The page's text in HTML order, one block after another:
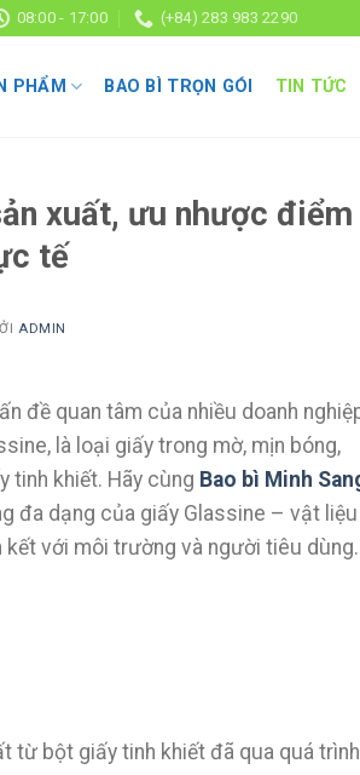
08:00 - 17:00 (+84) 283 983 2290
PHẨM BAO BÌ TRỌN GÓI TIN TỨC
xuất, ưu nhược điểm
tế
ADMIN
đề quan tâm của nhiều doanh
là loại giấy trong mờ, mịn bóng,
tinh khiết. Hãy cùng Bao bì Minh
đa dạng của giấy Glassine – vật liệu
kết với môi trường và người tiêu dùng.
từ bột giấy tinh khiết đã qua quá trình